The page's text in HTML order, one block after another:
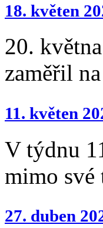
18. květen
20.
zaměřil
11. květen
V týdnu
mimo své
27. duben